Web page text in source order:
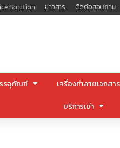
Solution ข่าวสาร ติดต่อสอบถาม
รจุภัณฑ์ เครื่องทำลายเอกสาร
บริการเช่า